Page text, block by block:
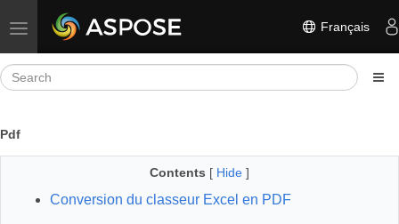
Toggle navigation Français
Pdf
Contents [ Hide ]
Conversion du classeur Excel en PDF